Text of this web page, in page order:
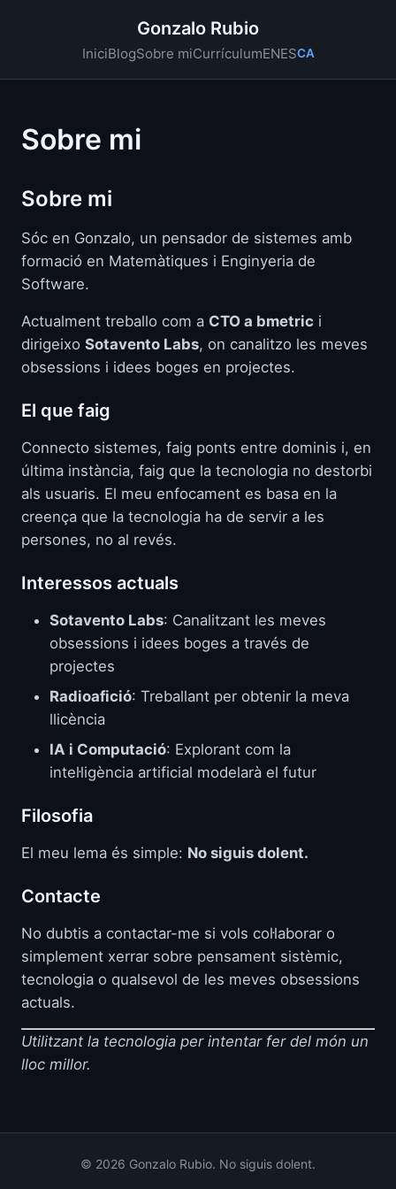
Gonzalo Rubio
IniciBlogSobre miCurrículumENESCA
Sobre mi
Sobre mi
Sóc en Gonzalo, un pensador de sistemes amb
formació en Matemàtiques i Enginyeria de
Software.
Actualment treballo com a CTO a bmetric i
dirigeixo Sotavento Labs, on canalitzo les meves
obsessions i idees boges en projectes.
El que faig
Connecto sistemes, faig ponts entre dominis i, en
última instància, faig que la tecnologia no destorbi
als usuaris. El meu enfocament es basa en la
creença que la tecnologia ha de servir a les
persones, no al revés.
Interessos actuals
Sotavento Labs: Canalitzant les meves
obsessions i idees boges a través de
projectes
Radioafició: Treballant per obtenir la meva
llicència
IA i Computació: Explorant com la
intel·ligència artificial modelarà el futur
Filosofia
El meu lema és simple: No siguis dolent.
Contacte
No dubtis a contactar-me si vols col·laborar o
simplement xerrar sobre pensament sistèmic,
tecnologia o qualsevol de les meves obsessions
actuals.
Utilitzant la tecnologia per intentar fer del món un
lloc millor.
© 2026 Gonzalo Rubio. No siguis dolent.